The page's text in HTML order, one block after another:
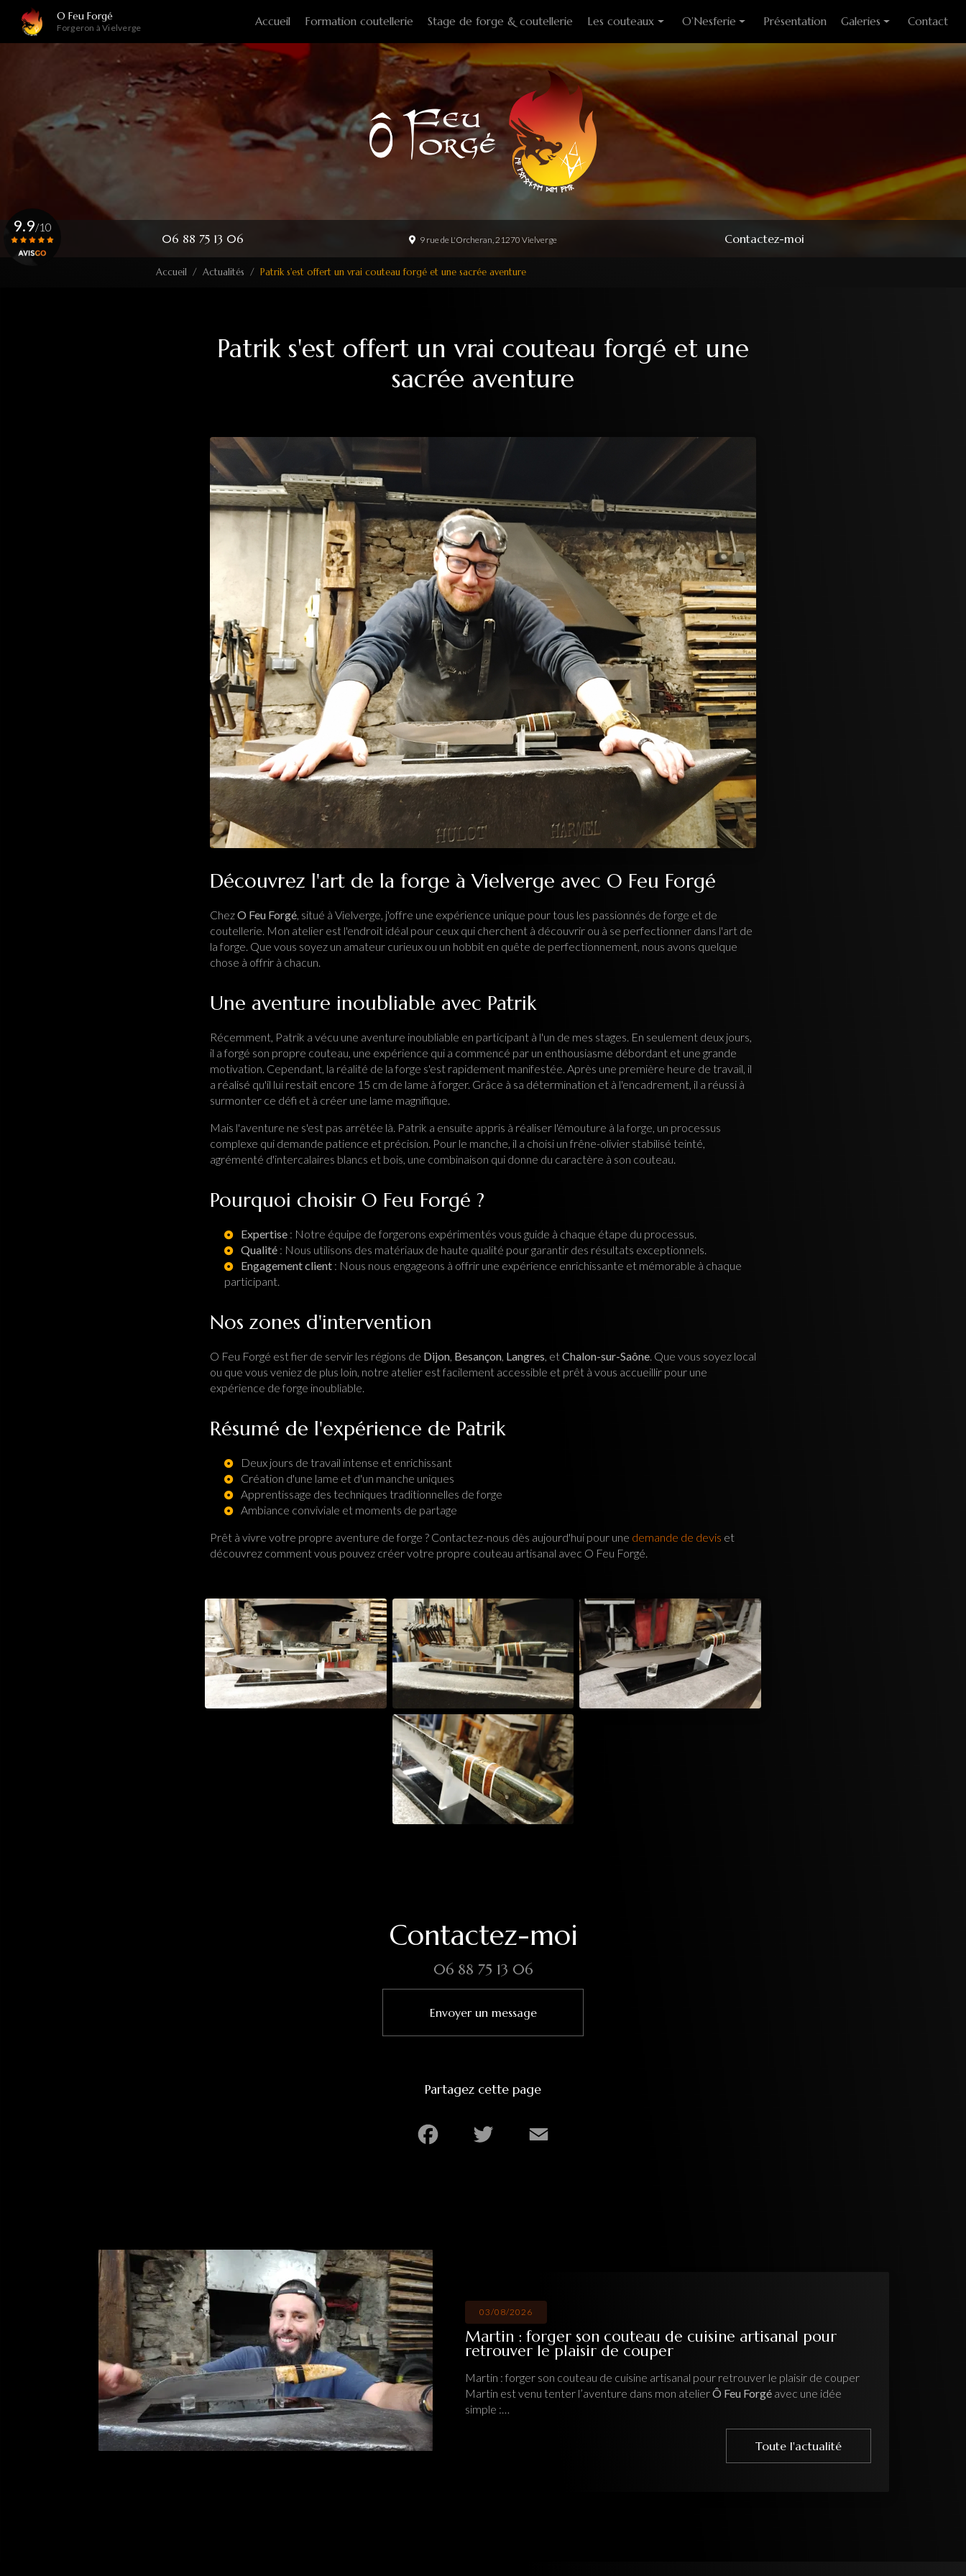
contenu
O Feu Forgé
Forgeron à Vielverge Accueil Formation coutellerie Stage de forge & coutellerie Les couteaux
Couteaux fixes
Couteaux pliants
Couteaux de cuisine
Couteaux de table
Couteaux à huitre
Tire-bouchons
Option
O’Nesferie
Encens Artisanal
Présentation Galeries
Photo des stages
Contact
06 88 75 13 06 9 rue de L'Orcheran, 21270 Vielverge Contactez-moi
9.9/10
Accueil Actualités Patrik s'est offert un vrai couteau forgé et une sacrée aventure
Patrik s'est offert un vrai couteau forgé et une
sacrée aventure
Découvrez l'art de la forge à Vielverge avec O Feu Forgé
ChezO Feu Forgé, situé à Vielverge, j'offre une expérience unique pour tous les passionnés de forge et de
coutellerie. Mon atelier est l'endroit idéal pour ceux qui cherchent à découvrir ou à se perfectionner dans l'art de
la forge. Que vous soyez un amateur curieux ou un hobbit en quête de perfectionnement, nous avons quelque
chose à offrir à chacun.
Une aventure inoubliable avec Patrik
Récemment, Patrik a vécu une aventure inoubliable en participant à l'un de mes stages. En seulement deux jours,
il a forgé son propre couteau, une expérience qui a commencé par un enthousiasme débordant et une grande
motivation. Cependant, la réalité de la forge s'est rapidement manifestée. Après une première heure de travail, il
a réalisé qu'il lui restait encore 15 cm de lame à forger. Grâce à sa détermination et à l'encadrement, il a réussi à
surmonter ce défi et à créer une lame magnifique.
Mais l'aventure ne s'est pas arrêtée là. Patrik a ensuite appris à réaliser l'émouture à la forge, un processus
complexe qui demande patience et précision. Pour le manche, il a choisi un frêne-olivier stabilisé teinté,
agrémenté d'intercalaires blancs et bois, une combinaison qui donne du caractère à son couteau.
Pourquoi choisir O Feu Forgé ?
Expertise : Notre équipe de forgerons expérimentés vous guide à chaque étape du processus.
Qualité : Nous utilisons des matériaux de haute qualité pour garantir des résultats exceptionnels.
Engagement client : Nous nous engageons à offrir une expérience enrichissante et mémorable à chaque
participant.
Nos zones d'intervention
O Feu Forgé est fier de servir les régions de Dijon, Besançon, Langres, etChalon-sur-Saône. Que vous soyez local
ou que vous veniez de plus loin, notre atelier est facilement accessible et prêt à vous accueillir pour une
expérience de forge inoubliable.
Résumé de l'expérience de Patrik
Deux jours de travail intense et enrichissant
Création d'une lame et d'un manche uniques
Apprentissage des techniques traditionnelles de forge
Ambiance conviviale et moments de partage
Prêt à vivre votre propre aventure de forge ? Contactez-nous dès aujourd'hui pour une demande de devis et
découvrez comment vous pouvez créer votre propre couteau artisanal avec O Feu Forgé.
Contactez-moi
06 88 75 13 06
Envoyer un message
Partagez cette page
03/08/2026
Martin : forger son couteau de cuisine artisanal pour
retrouver le plaisir de couper
Martin : forger son couteau de cuisine artisanal pour retrouver le plaisir de couper
Martin est venu tenter l’aventure dans mon atelierÔ Feu Forgéavec une idée
simple :…
Toute l'actualité